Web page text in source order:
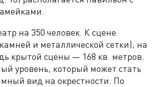
на 350 человек. К сцене
и металлической сетки), на
крытой сцены — 168 кв. метров.
уровень, который может стать
вид на окрестности. По